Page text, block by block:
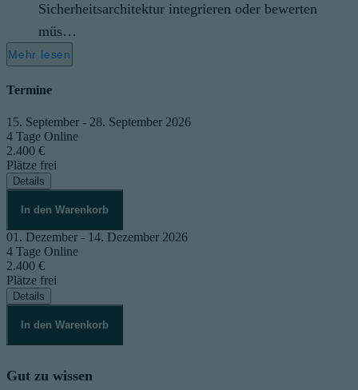
Sicherheitsarchitektur integrieren oder bewerten
müs…
Mehr lesen
Termine
15. September - 28. September 2026
4 Tage Online
2.400 €
Plätze frei
Details
In den Warenkorb
01. Dezember - 14. Dezember 2026
4 Tage Online
2.400 €
Plätze frei
Details
In den Warenkorb
Gut zu wissen